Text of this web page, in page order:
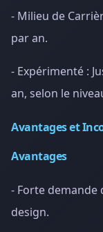
- Milieu de
par an.
- Expérimenté :
an, selon le
Avantages et
Avantages
- Forte demande
design.